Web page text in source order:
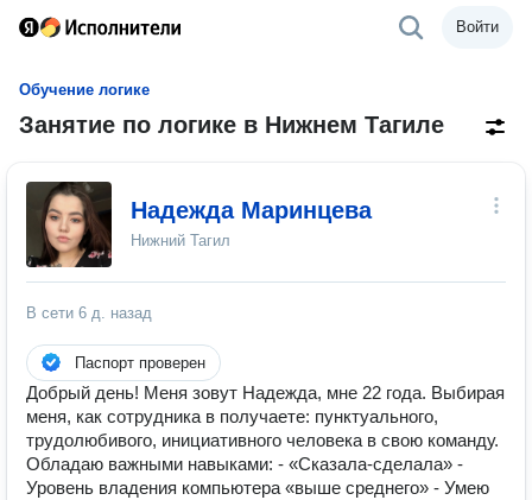
Войти
Обучение логике
Занятие по логике в Нижнем Тагиле
Надежда Маринцева
Нижний Тагил
В сети 6 д. назад
Паспорт проверен
Добрый день! Меня зовут Надежда, мне 22 года. Выбирая
меня, как сотрудника в получаете: пунктуального,
трудолюбивого, инициативного человека в свою команду.
Обладаю важными навыками: - «Сказала-сделала» -
Уровень владения компьютера «выше среднего» - Умею